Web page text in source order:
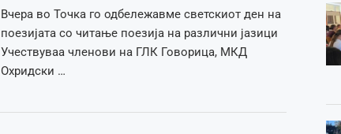
Вчера во Точка го одбележавме светскиот ден на
поезијата со читање поезија на различни јазици
Учествуваа членови на ГЛК Говорица, МКД
Охридски …